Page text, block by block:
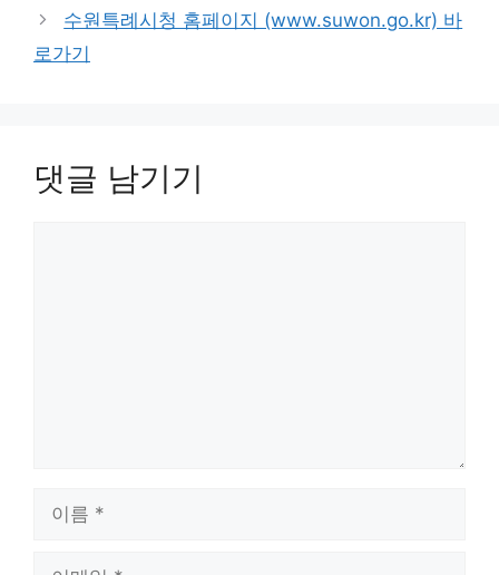
수원특례시청 홈페이지 (www.suwon.go.kr) 바
로가기
댓글 남기기